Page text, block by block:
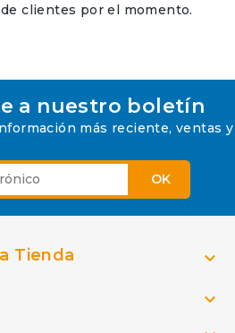
clientes por el momento.
a nuestro boletín
más reciente, ventas y
Tienda 
